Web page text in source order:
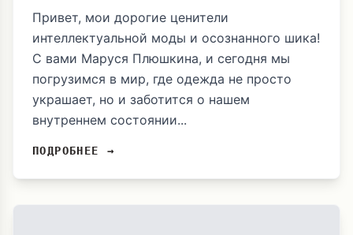
Привет, мои дорогие ценители
интеллектуальной моды и осознанного шика!
С вами Маруся Плюшкина, и сегодня мы
погрузимся в мир, где одежда не просто
украшает, но и заботится о нашем
внутреннем состоянии...
ПОДРОБНЕЕ →